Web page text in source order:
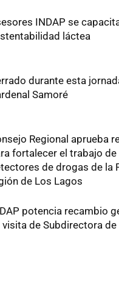
INDAP se
láctea
durante esta
Samoré
Regional aprueba
fortalecer el trabajo de
de drogas de la
de Los Lagos
potencia recambio
visita de Subdirectora de